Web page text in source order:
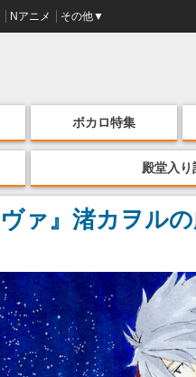
Nアニメ その他▼
ボカロ特集
殿堂入り
ァ』渚カヲル